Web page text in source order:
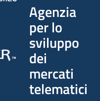
Agenzia
per lo
sviluppo
dei
mercati
telematici